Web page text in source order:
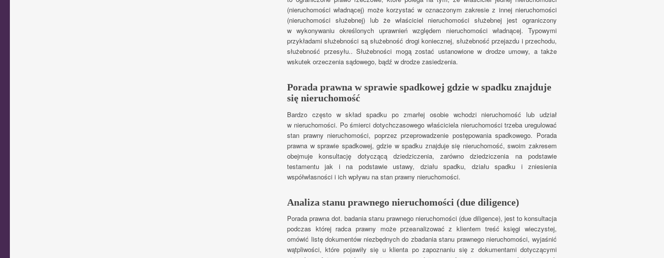
(nieruchomości władnącej) może korzystać w oznaczonym zakresie z innej nieruchomości
(nieruchomości służebnej) lub że właściciel nieruchomości służebnej jest ograniczony
w wykonywaniu określonych uprawnień względem nieruchomości władnącej. Typowymi
przykładami służebności są służebność drogi koniecznej, służebność przejazdu i przechodu,
służebność przesyłu.. Służebności mogą zostać ustanowione w drodze umowy, a także
wskutek orzeczenia sądowego, bądź w drodze zasiedzenia.
Porada prawna w sprawie spadkowej gdzie w spadku znajduje
się nieruchomość
Bardzo często w skład spadku po zmarłej osobie wchodzi nieruchomość lub udział
w nieruchomości. Po śmierci dotychczasowego właściciela nieruchomości trzeba uregulować
stan prawny nieruchomości, poprzez przeprowadzenie postępowania spadkowego. Porada
prawna w sprawie spadkowej, gdzie w spadku znajduje się nieruchomość, swoim zakresem
obejmuje konsultację dotyczącą dziedziczenia, zarówno dziedziczenia na podstawie
testamentu jak i na podstawie ustawy, działu spadku, działu spadku i zniesienia
współwłasności i ich wpływu na stan prawny nieruchomości.
Analiza stanu prawnego nieruchomości (due diligence)
Porada prawna dot. badania stanu prawnego nieruchomości (due diligence), jest to konsultacja
podczas której radca prawny może przeanalizować z klientem treść księgi wieczystej,
omówić listę dokumentów niezbędnych do zbadania stanu prawnego nieruchomości, wyjaśnić
wątpliwości, które pojawiły się u klienta po zapoznaniu się z dokumentami dotyczącymi